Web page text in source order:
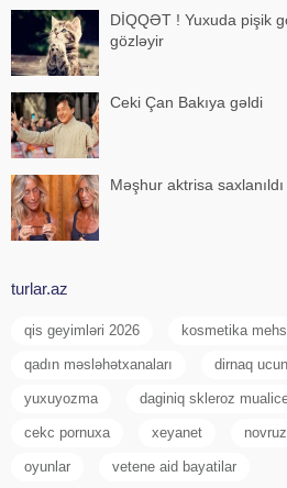
DİQQƏT ! Yuxuda pişik
gözləyir
Ceki Çan Bakıya gəldi
Məşhur aktrisa saxlanıldı
turlar.az
qis geyimləri 2026 kosmetika
qadın məsləhətxanaları dirnaq
yuxuyozma daginiq skleroz
cekc pornuxa xeyanet
oyunlar vetene aid bayatilar